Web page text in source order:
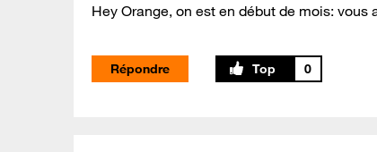
Hey Orange, on est en début de mois: vous
Répondre 0